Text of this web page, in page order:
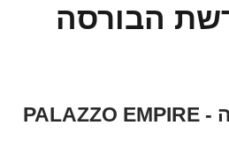
הבורסה
חזרתה של המדוזה - PALAZZO EMPIRE